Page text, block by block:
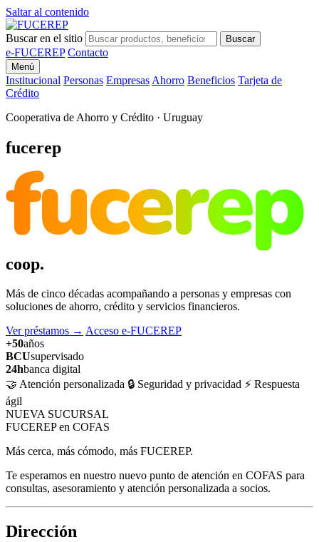
Saltar al contenido
Buscar en el sitio Buscar
e-FUCEREP Contacto
Menú
Institucional Personas Empresas Ahorro Beneficios Tarjeta de
Crédito
Cooperativa de Ahorro y Crédito · Uruguay
fucerep
fucerep
coop.
Más de cinco décadas acompañando a personas y empresas con
soluciones de ahorro, crédito y servicios financieros.
Ver préstamos → Acceso e-FUCEREP
+50años
BCUsupervisado
24hbanca digital
🤝 Atención personalizada 🔒 Seguridad y privacidad ⚡ Respuesta
ágil
NUEVA SUCURSAL
FUCEREP en COFAS
Más cerca, más cómodo, más FUCEREP.
Te esperamos en nuestro nuevo punto de atención en COFAS para
consultas, asesoramiento y atención personalizada a socios.
Dirección